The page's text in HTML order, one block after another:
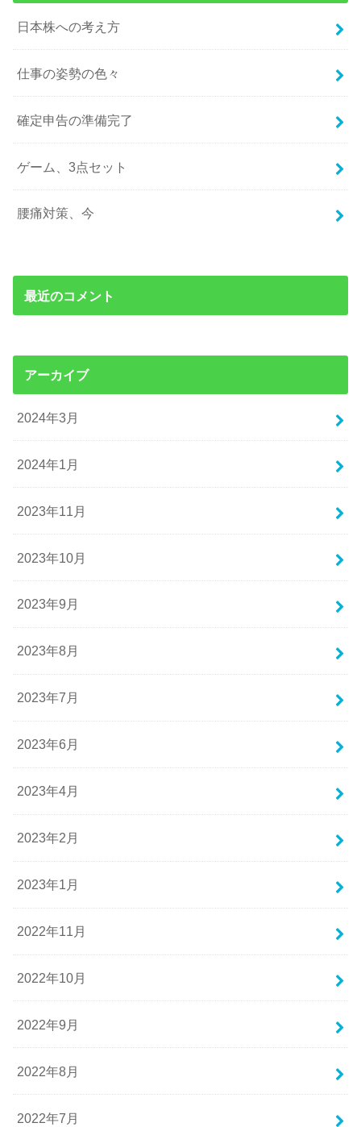
日本株への考え方
仕事の姿勢の色々
確定申告の準備完了
ゲーム、3点セット
腰痛対策、今
最近のコメント
アーカイブ
2024年3月
2024年1月
2023年11月
2023年10月
2023年9月
2023年8月
2023年7月
2023年6月
2023年4月
2023年2月
2023年1月
2022年11月
2022年10月
2022年9月
2022年8月
2022年7月